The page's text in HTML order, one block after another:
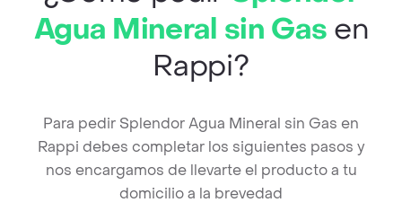
Agua Mineral sin Gas en
Rappi?
Para pedir Splendor Agua Mineral sin Gas en
Rappi debes completar los siguientes pasos y
nos encargamos de llevarte el producto a tu
domicilio a la brevedad